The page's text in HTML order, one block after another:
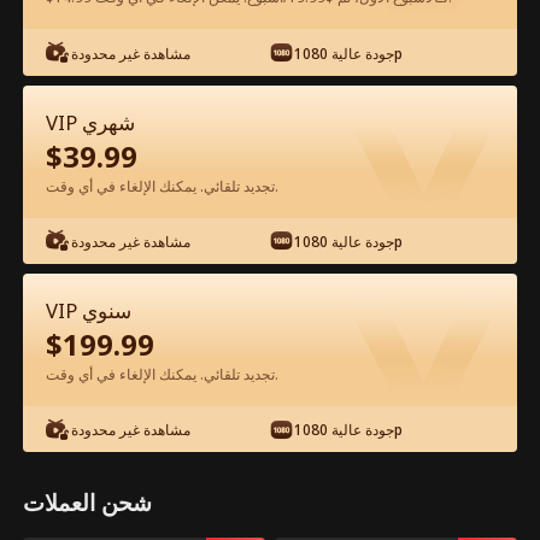
شاهد مجانًا في التطبيق
الحلقة 46 - عودة الزوج زعيم المافيا الفيلم
كامل
0-49 50-62
45 46 47 48 49
مشاهدة غير محدودة جودة عالية 1080p
VIP شهري
$39.99
تجديد تلقائي. يمكنك الإلغاء في أي وقت.
مشاهدة غير محدودة جودة عالية 1080p
VIP سنوي
$199.99
تجديد تلقائي. يمكنك الإلغاء في أي وقت.
مشاهدة غير محدودة جودة عالية 1080p
شحن العملات